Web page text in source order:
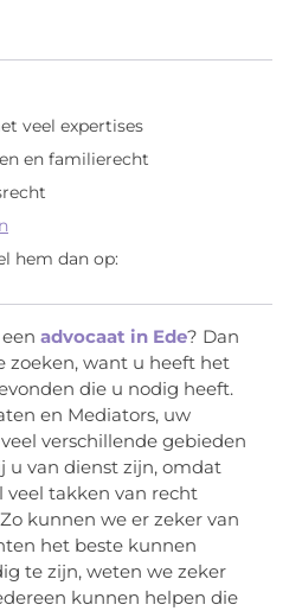
veel expertises
en familierecht
hem dan op:
advocaat in Ede? Dan
zoeken, want u heeft het
die u nodig heeft.
en Mediators, uw
verschillende gebieden
u van dienst zijn, omdat
veel takken van recht
kunnen we er zeker van
het beste kunnen
te zijn, weten we zeker
kunnen helpen die